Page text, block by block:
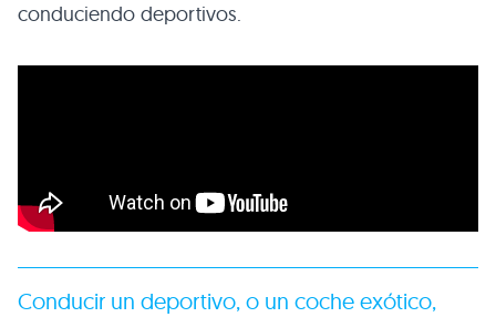
conduciendo deportivos.
Conducir un deportivo, o un coche exótico,